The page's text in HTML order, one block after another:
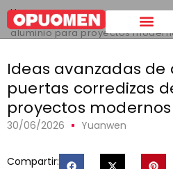
Hogar >
Ideas avanzadas de diseño de
aluminio para proyectos
Ideas avanzadas de
puertas corredizas
proyectos modernos
30/06/2026 Yuanwen
Compartir: